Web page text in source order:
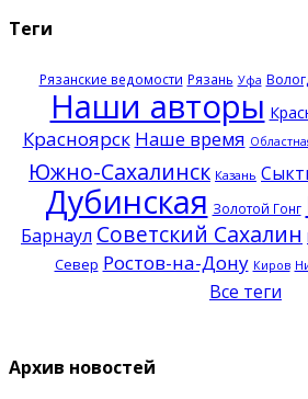
Теги
Рязанские ведомости Рязань Уфа
Наши авторы
Красноярск Наше время
Южно-Сахалинск Казань
Дубинская Золотой Гонг
Барнаул Советский Сахалин
Север Ростов-на-Дону Киров
Все теги
Архив новостей